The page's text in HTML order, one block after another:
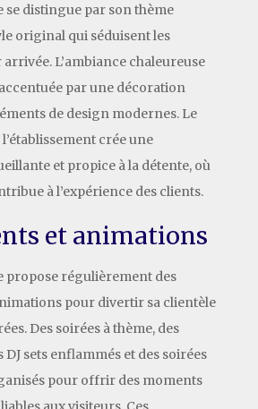
se distingue par son thème
original qui séduisent les
L’ambiance chaleureuse
par une décoration
de design modernes. Le
crée une
et propice à la détente, où
à l’expérience des clients.
et animations
propose régulièrement des
pour divertir sa clientèle
Des soirées à thème, des
DJ sets enflammés et des soirées
pour offrir des moments